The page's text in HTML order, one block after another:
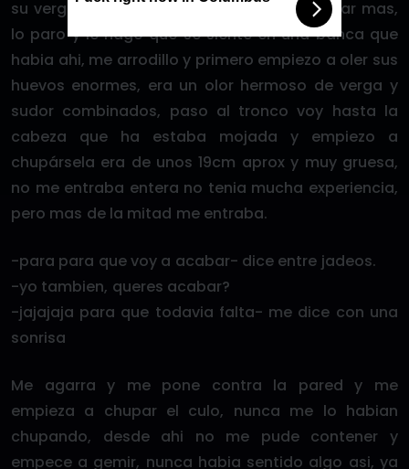
su verga era delicioso no me podia aguantar mas,
lo paro y le hago que se siente en una banca que
habia ahi, me arrodillo y primero empiezo a oler sus
huevos enormes, era un olor hermoso de verga y
sudor combinados, paso al tronco voy hasta la
cabeza que ha estaba mojada y empiezo a
chupársela era de unos 19cm aprox y muy gruesa,
no me entraba entera no tenia mucha experiencia,
pero mas de la mitad me entraba.
-para para que voy a acabar- dice entre jadeos.
-yo tambien, queres acabar?
-jajajaja para que todavia falta- me dice con una
sonrisa
Me agarra y me pone contra la pared y me
empieza a chupar el culo, nunca me lo habian
chupando, desde ahi no me pude contener y
empece a gemir, nunca habia sentido algo asi, ya